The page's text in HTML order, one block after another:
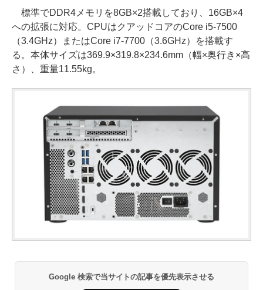
標準でDDR4メモリを8GB×2搭載しており、16GB×4
への拡張に対応。CPUはクアッドコアのCore i5-7500
（3.4GHz）またはCore i7-7700（3.6GHz）を搭載す
る。本体サイズは369.9×319.8×234.6mm（幅×奥行き×高
さ）、重量11.55kg。
Google 検索で当サイトの記事を優先表示させる